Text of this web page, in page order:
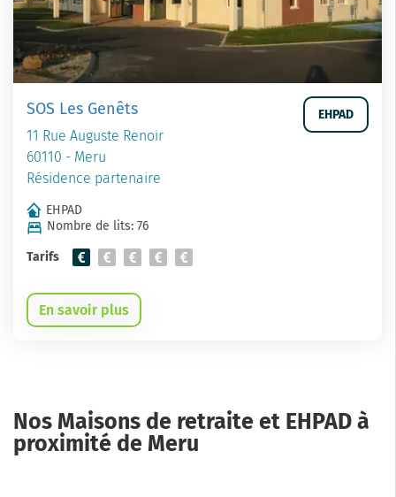
SOS Les Genêts
11 Rue Auguste Renoir
60110 - Meru
Résidence partenaire
EHPAD
EHPAD
Nombre de lits: 76
Tarifs
En savoir plus
Nos Maisons de retraite et EHPAD à
proximité de Meru